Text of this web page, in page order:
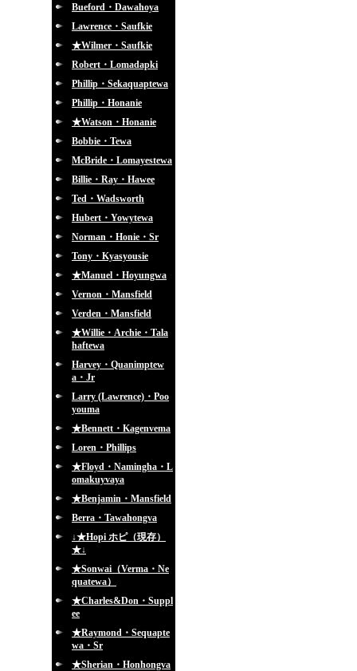
Bueford・Dawahoya
Lawrence・Saufkie
★Wilmer・Saufkie
Robert・Lomadapki
Phillip・Sekaquaptewa
Phillip・Honanie
★Watson・Honanie
Bobbie・Tewa
McBride・Lomayestewa
Billie・Ray・Hawee
Ted・Wadsworth
Hubert・Yowytewa
Norman・Honie・Sr
Tony・Kyasyousie
★Manuel・Hoyungwa
Vernon・Mansfield
Verden・Mansfield
★Willie・Archie・Tala
haftewa
Harvey・Quanimptew
a・Jr
Larry (Lawrence)・Poo
youma
★Bennett・Kagenvema
Loren・Phillips
★Floyd・Namingha・L
omakuyvaya
★Benjamin・Mansfield
Berra・Tawahongva
↓★Hopi ホピ（現存）
★↓
★Sonwai（Verma・Ne
quatewa）
★Charles&Don・Suppl
ee
★Raymond・Sequapte
wa・Sr
★Sherian・Honhongva